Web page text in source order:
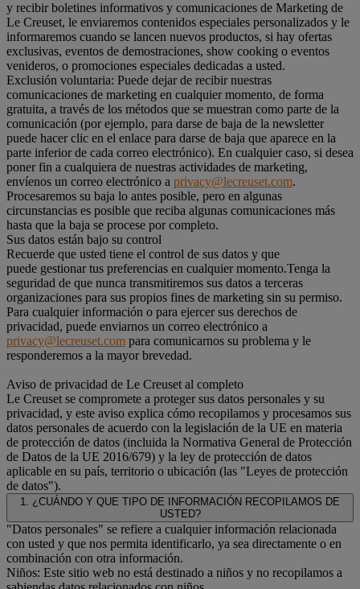
y recibir boletines informativos y comunicaciones de Marketing de
Le Creuset, le enviaremos contenidos especiales personalizados y le
informaremos cuando se lancen nuevos productos, si hay ofertas
exclusivas, eventos de demostraciones, show cooking o eventos
venideros, o promociones especiales dedicadas a usted.
Exclusión voluntaria: Puede dejar de recibir nuestras
comunicaciones de marketing en cualquier momento, de forma
gratuita, a través de los métodos que se muestran como parte de la
comunicación (por ejemplo, para darse de baja de la newsletter
puede hacer clic en el enlace para darse de baja que aparece en la
parte inferior de cada correo electrónico). En cualquier caso, si desea
poner fin a cualquiera de nuestras actividades de marketing,
envíenos un correo electrónico a privacy@lecreuset.com.
Procesaremos su baja lo antes posible, pero en algunas
circunstancias es posible que reciba algunas comunicaciones más
hasta que la baja se procese por completo.
Sus datos están bajo su control
Recuerde que usted tiene el control de sus datos y que
puede gestionar tus preferencias en cualquier momento.Tenga la
seguridad de que nunca transmitiremos sus datos a terceras
organizaciones para sus propios fines de marketing sin su permiso.
Para cualquier información o para ejercer sus derechos de
privacidad, puede enviarnos un correo electrónico a
privacy@lecreuset.com para comunicarnos su problema y le
responderemos a la mayor brevedad.
Aviso de privacidad de Le Creuset al completo
Le Creuset se compromete a proteger sus datos personales y su
privacidad, y este aviso explica cómo recopilamos y procesamos sus
datos personales de acuerdo con la legislación de la UE en materia
de protección de datos (incluida la Normativa General de Protección
de Datos de la UE 2016/679) y la ley de protección de datos
aplicable en su país, territorio o ubicación (las "Leyes de protección
de datos").
1. ¿CUÁNDO Y QUE TIPO DE INFORMACIÓN RECOPILAMOS DE
USTED?
"Datos personales" se refiere a cualquier información relacionada
con usted y que nos permita identificarlo, ya sea directamente o en
combinación con otra información.
Niños: Este sitio web no está destinado a niños y no recopilamos a